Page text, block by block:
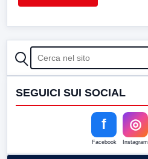
CERCA
SEGUICI SUI SOCIAL
f
Facebook
◎
Instagram